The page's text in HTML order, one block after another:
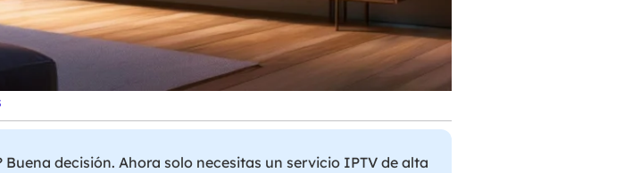
decisión. Ahora solo necesitas un servicio IPTV de alta